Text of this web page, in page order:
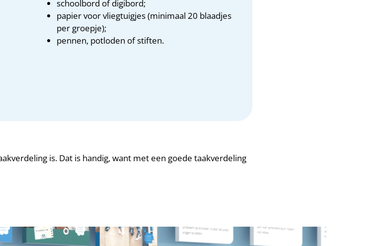
schoolbord of digibord;
papier voor vliegtuigjes (minimaal 20 blaadjes
per groepje);
pennen, potloden of stiften.
is. Dat is handig, want met een goede taakverdeling